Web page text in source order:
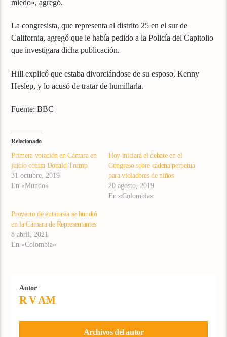
miedo», agregó.
La congresista, que representa al distrito 25 en el sur de
California, agregó que le había pedido a la Policía del Capitolio
que investigara dicha publicación.
Hill explicó que estaba divorciándose de su esposo, Kenny
Heslep, y lo acusó de tratar de humillarla.
Fuente: BBC
Relacionado
Primera votación en Cámara en
juicio contra Donald Trump
31 octubre, 2019
En «Mundo»
Hoy iniciará el debate en el
Congreso sobre cadena perpetua
para violadores de niños
20 agosto, 2019
En «Colombia»
Proyecto de eutanasia se hundió
en la Cámara de Representantes
8 abril, 2021
En «Colombia»
Autor
R V AM
Archivos del autor